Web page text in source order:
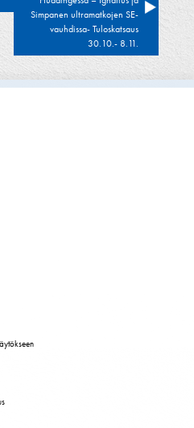
Simpanen ultramatkojen SE-
vauhdissa- Tuloskatsaus
30.10.- 8.11.